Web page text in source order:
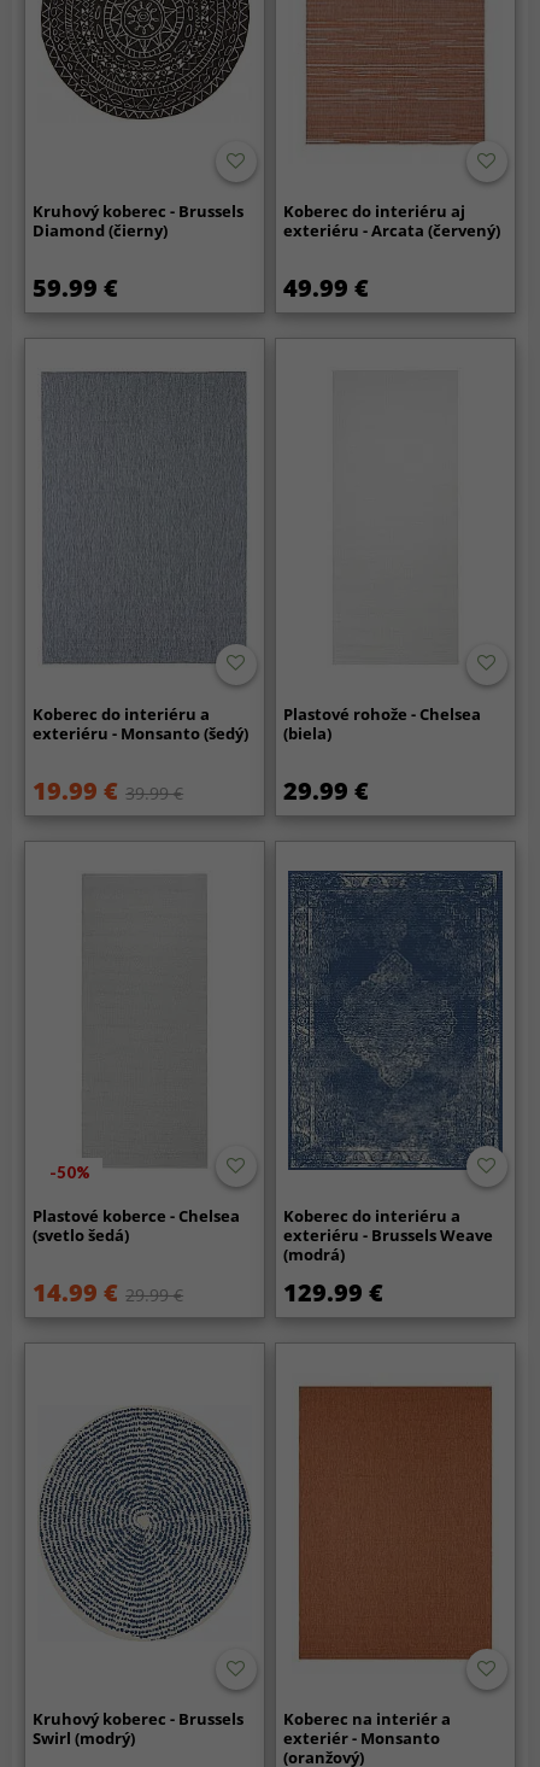
Kruhový koberec - Brussels
Diamond (čierny)
59.99 €
Koberec do interiéru aj
exteriéru - Arcata (červený)
49.99 €
Koberec do interiéru a
exteriéru - Monsanto (šedý)
19.99 € 39.99 €
Plastové rohože - Chelsea
(biela)
29.99 €
-50%
Plastové koberce - Chelsea
(svetlo šedá)
14.99 € 29.99 €
Koberec do interiéru a
exteriéru - Brussels Weave
(modrá)
129.99 €
Kruhový koberec - Brussels
Swirl (modrý)
Koberec na interiér a
exteriér - Monsanto
(oranžový)